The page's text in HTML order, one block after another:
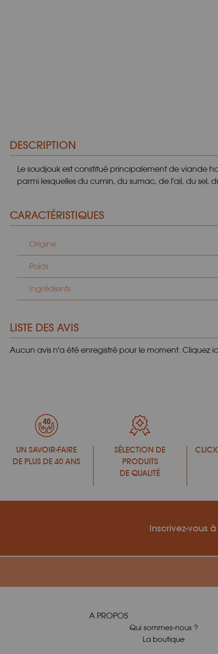
DESCRIPTION
Le soudjouk est constitué principalement de viande
parmi lesquelles du cumin, du sumac, de l'ail, du sel,
CARACTÉRISTIQUES
Origine
Poids
Ingrédients
LISTE DES AVIS
Aucun avis n'a été enregistré pour le moment. Cliquez
UN SAVOIR-FAIRE
DE PLUS DE 40 ANS
SÉLECTION DE
PRODUITS
DE QUALITÉ
Inscrivez-vous
A PROPOS
Qui sommes-nous ?
La boutique